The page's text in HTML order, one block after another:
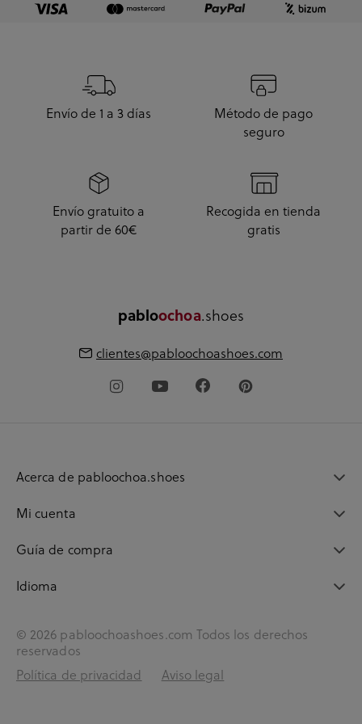
Envío de 1 a 3 días
Método de pago
seguro
Envío gratuito a
partir de 60€
Recogida en tienda
gratis
pabloochoa.shoes
clientes@pabloochoashoes.com
Acerca de pabloochoa.shoes
Mi cuenta
Guía de compra
Idioma
© 2026 pabloochoashoes.com Todos los derechos
reservados
Política de privacidad
Aviso legal